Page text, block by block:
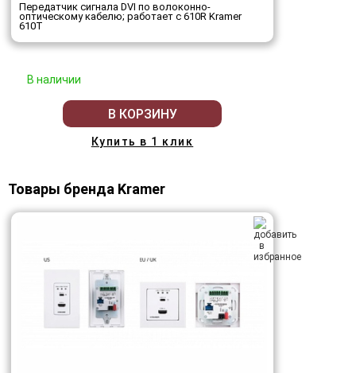
Передатчик сигнала DVI по волоконно-
оптическому кабелю; работает с 610R Kramer
610T
В наличии
В КОРЗИНУ
Купить в 1 клик
Товары бренда Kramer